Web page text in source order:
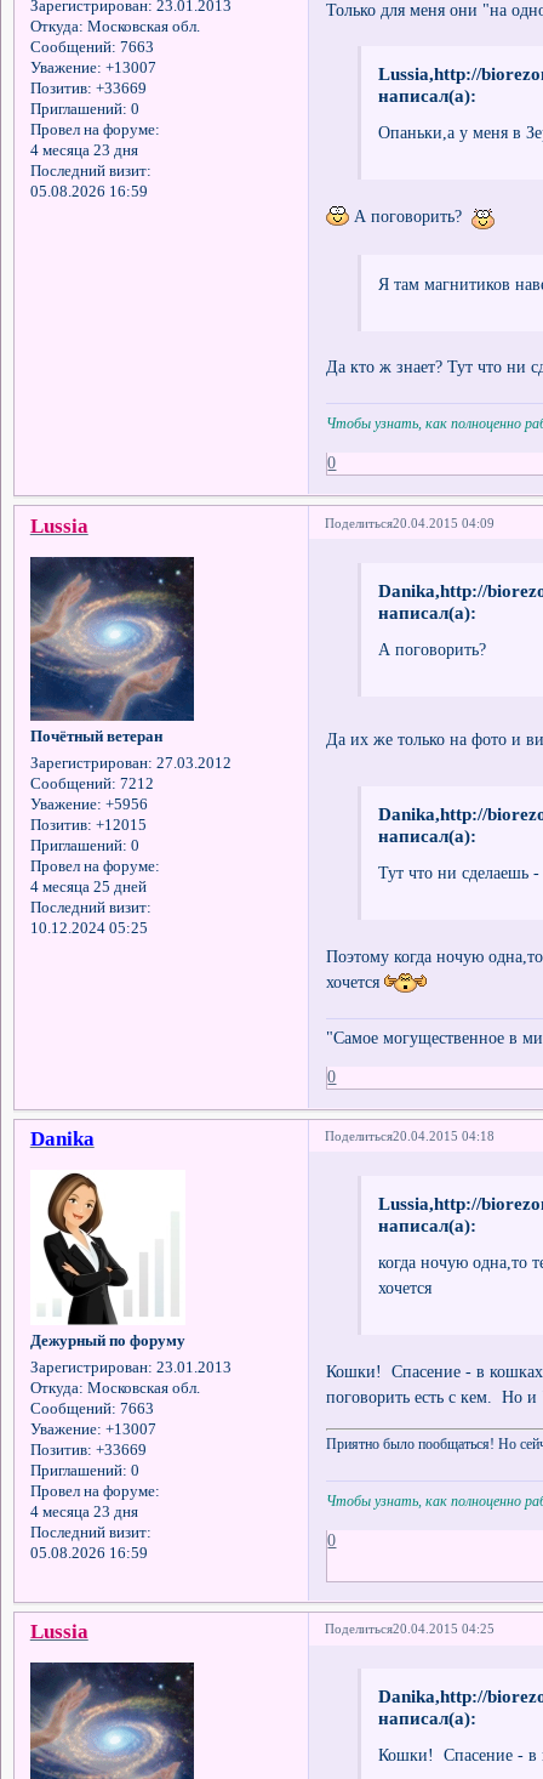
Зарегистрирован: 23.01.2013
Откуда: Московская обл.
Сообщений: 7663
Уважение: +13007
Позитив: +33669
Приглашений: 0
Провел на форуме:
4 месяца 23 дня
Последний визит:
05.08.2026 16:59
Только для меня они "на
Lussia,http://
написал(а):
Опаньки,а у меня в
А поговорить?
Я там магнитиков
Да кто ж знает? Тут что ни
Чтобы узнать, как полноценно
0
Поделиться20.04.2015 04:09
Lussia
Почётный ветеран
Зарегистрирован: 27.03.2012
Сообщений: 7212
Уважение: +5956
Позитив: +12015
Приглашений: 0
Провел на форуме:
4 месяца 25 дней
Последний визит:
10.12.2024 05:25
Danika,http://
написал(а):
А поговорить?
Да их же только на фото и
Danika,http://
написал(а):
Тут что ни сделаешь -
Поэтому когда ночую
хочется
"Самое могущественное в
0
Поделиться20.04.2015 04:18
Danika
Дежурный по форуму
Зарегистрирован: 23.01.2013
Откуда: Московская обл.
Сообщений: 7663
Уважение: +13007
Позитив: +33669
Приглашений: 0
Провел на форуме:
4 месяца 23 дня
Последний визит:
05.08.2026 16:59
Lussia,http://
написал(а):
когда ночую одна,то
хочется
Кошки! Спасение - в
поговорить есть с кем. Но
Приятно было пообщаться! Но
Чтобы узнать, как полноценно
0
Поделиться20.04.2015 04:25
Lussia
Danika,http://
написал(а):
Кошки! Спасение - в